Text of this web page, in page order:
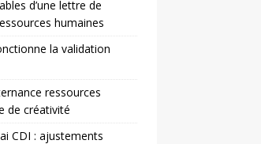
d’une lettre de
humaines
la validation
ressources
de créativité
CDI : ajustements